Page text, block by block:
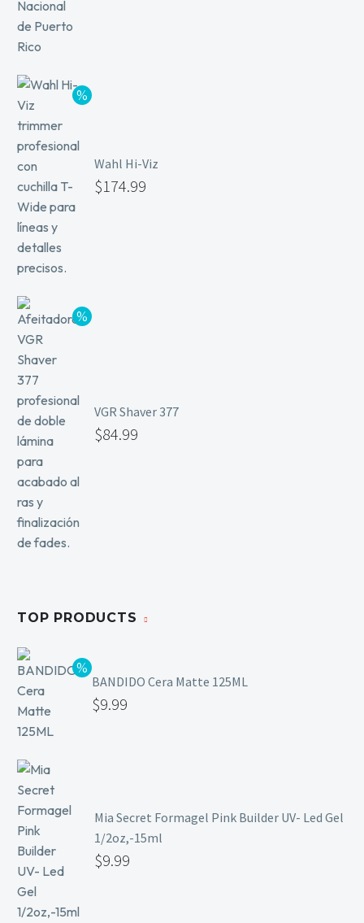
Wahl Hi-Viz
$174.99
VGR Shaver 377
$84.99
TOP PRODUCTS
BANDIDO Cera Matte 125ML
$9.99
Mia Secret Formagel Pink Builder UV- Led Gel
1/2oz,-15ml
$9.99